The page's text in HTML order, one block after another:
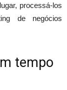
processá-los
de negócios
tempo